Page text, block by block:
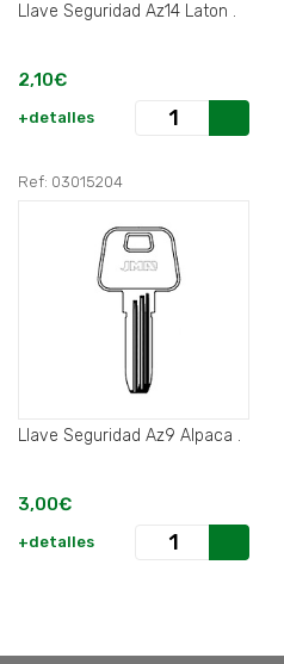
Llave Seguridad Az14 Laton .
2,10€
+detalles
Ref: 03015204
Llave Seguridad Az9 Alpaca .
3,00€
+detalles